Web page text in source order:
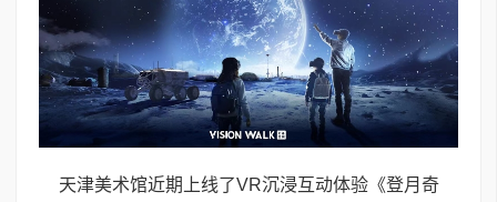
天津美术馆近期上线了VR沉浸互动体验《登月奇